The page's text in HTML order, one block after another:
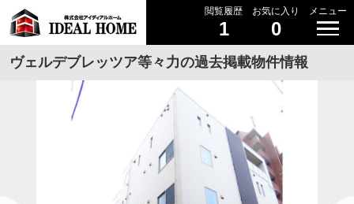
閲覧履歴
1
お気に入り
0
メニュー
ヴェルデブレッツア等々力の過去掲載物件情報